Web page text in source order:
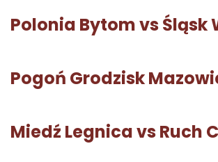
Polonia Bytom vs Śląsk
Pogoń Grodzisk
Miedź Legnica vs Ruch